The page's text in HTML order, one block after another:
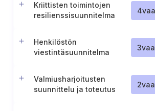
Kriittisten toimintojen
resilienssisuunnitelma
4
Henkilöstön
viestintäsuunnitelma
3
Valmiusharjoitusten
suunnittelu ja toteutus
2